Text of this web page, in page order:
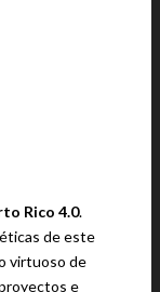
Rico 4.0.
de este
virtuoso de
e